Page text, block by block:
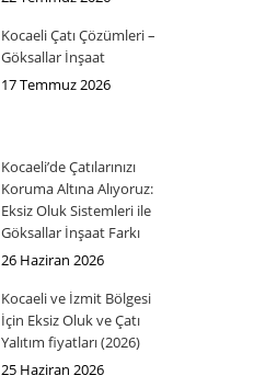
Kocaeli Çatı Çözümleri –
Göksallar İnşaat
17 Temmuz 2026
Kocaeli’de Çatılarınızı
Koruma Altına Alıyoruz:
Eksiz Oluk Sistemleri ile
Göksallar İnşaat Farkı
26 Haziran 2026
Kocaeli ve İzmit Bölgesi
İçin Eksiz Oluk ve Çatı
Yalıtım fiyatları (2026)
25 Haziran 2026